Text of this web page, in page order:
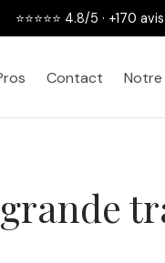
⭐⭐⭐⭐⭐ 4.8/5 · +170
Contact Notre